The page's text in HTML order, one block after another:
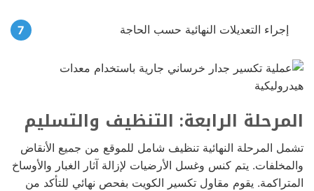
إجراء التعديلات النهائية حسب الحاجة
المرحلة الرابعة: التنظيف والتسليم
تشمل المرحلة النهائية تنظيف شامل للموقع من جميع الأنقاض
والمخلفات. يتم كنس وغسل الأرضيات لإزالة آثار الغبار والأوساخ
المتراكمة. يقوم مقاول تكسير الكويت بفحص نهائي للتأكد من